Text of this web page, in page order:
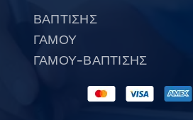
ΒΑΠΤΙΣΗΣ
ΓΑΜΟΥ
ΓΑΜΟΥ-ΒΑΠΤΙΣΗΣ